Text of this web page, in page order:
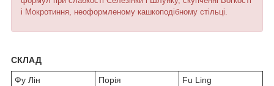
і Мокротиння, неоформленому кашкоподібному стільці.
СКЛАД
Фу Лін Порія
Fu Ling